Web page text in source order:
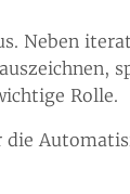
Neben
Rolle.
die